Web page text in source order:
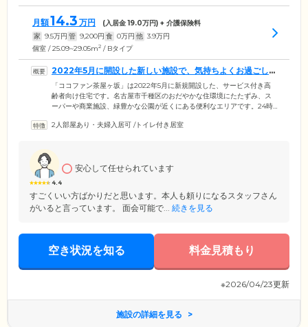
月額14.3 万円 (入居金19.0万円) + 介護保険料
家 9.5万円 管 9,200円 食 0万円 他 3.9万円
個室 / 25.09~29.05m2 / Bタイプ
2022年5月に開設した新しい施設で、気持ちよくお過ごしい
ただけます
「ココファン茶屋ヶ坂」は2022年5月に新規開設した、サービス付き高
齢者向け住宅です。名古屋市千種区のおだやかな住環境にたたずみ、ス
ーパーや商業施設、緑豊かな公園が近くにある便利なエリアです。24時
業所を併設し、24時間体制で訪問介護サービスをご提供しています。入
なサポートのもと快適で安心した日々をお過ごしいただけます。
2人部屋あり・夫婦入居可 /トイレ付き居室
4.4
安心して任せられています
すごくいい方ばかりだと思います。本人も頼りになるスタッフさん
がいると言っています。 面会可能で... 続きを見る
空き状況を知る 料金見積もり
※2026/04/23更新
施設の詳細を見る